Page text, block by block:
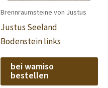
Brennraumsteine von Justus
Justus Seeland
Bodenstein links
bei wamiso
bestellen